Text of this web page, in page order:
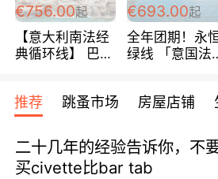
€756.00起
【意大利南法经
典循环线】 巴黎
宾馆 108欧/天起
全程756欧/位
€693.00起
全年团期！永
绿线 「意国法
欧/天起 ~包拼
推荐 跳蚤市场 房屋店铺
二十几年的经验告诉你，不
买civette比bar tab